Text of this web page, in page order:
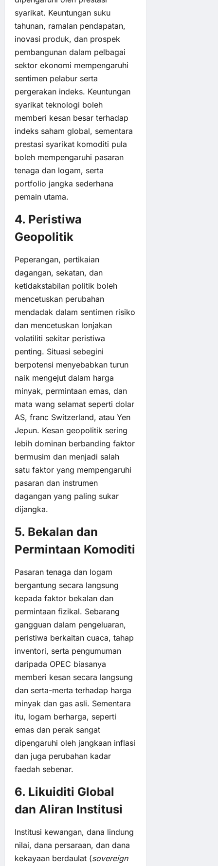
syarikat. Keuntungan suku
tahunan, ramalan pendapatan,
inovasi produk, dan prospek
pembangunan dalam pelbagai
sektor ekonomi mempengaruhi
sentimen pelabur serta
pergerakan indeks. Keuntungan
syarikat teknologi boleh
memberi kesan besar terhadap
indeks saham global, sementara
prestasi syarikat komoditi pula
boleh mempengaruhi pasaran
tenaga dan logam, serta
portfolio jangka sederhana
pemain utama.
4. Peristiwa
Geopolitik
Peperangan, pertikaian
dagangan, sekatan, dan
ketidakstabilan politik boleh
mencetuskan perubahan
mendadak dalam sentimen risiko
dan mencetuskan lonjakan
volatiliti sekitar peristiwa
penting. Situasi sebegini
berpotensi menyebabkan turun
naik mengejut dalam harga
minyak, permintaan emas, dan
mata wang selamat seperti dolar
AS, franc Switzerland, atau Yen
Jepun. Kesan geopolitik sering
lebih dominan berbanding faktor
bermusim dan menjadi salah
satu faktor yang mempengaruhi
pasaran dan instrumen
dagangan yang paling sukar
dijangka.
5. Bekalan dan
Permintaan Komoditi
Pasaran tenaga dan logam
bergantung secara langsung
kepada faktor bekalan dan
permintaan fizikal. Sebarang
gangguan dalam pengeluaran,
peristiwa berkaitan cuaca, tahap
inventori, serta pengumuman
daripada OPEC biasanya
memberi kesan secara langsung
dan serta-merta terhadap harga
minyak dan gas asli. Sementara
itu, logam berharga, seperti
emas dan perak sangat
dipengaruhi oleh jangkaan inflasi
dan juga perubahan kadar
faedah sebenar.
6. Likuiditi Global
dan Aliran Institusi
Institusi kewangan, dana lindung
nilai, dana persaraan, dan dana
kekayaan berdaulat (sovereign